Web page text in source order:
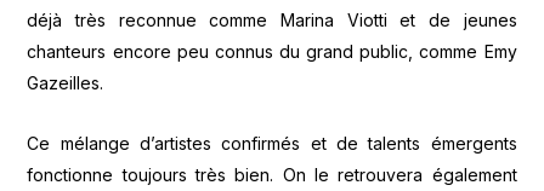
déjà très reconnue comme Marina Viotti et de jeunes
chanteurs encore peu connus du grand public, comme Emy
Gazeilles.
Ce mélange d’artistes confirmés et de talents émergents
fonctionne toujours très bien. On le retrouvera également